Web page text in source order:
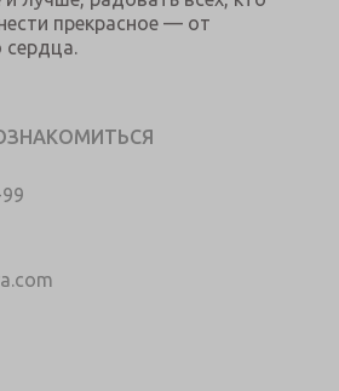
прекрасное — от
сердца.